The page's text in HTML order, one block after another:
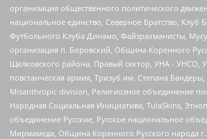
организация общественного политического
национальное единство, Северное Братство, Клуб
Футбольного Клуба Динамо, Файзрахманисты,
организация п. Боровский, Община Коренного
Щелковского района, Правый сектор, УНА - УНСО,
повстанческая армия, Тризуб им. Степана Бандеры,
Misanthropic division, Религиозное объединение
Народная Социальная Инициатива, TulaSkins,
объединение Русские, Русское национальное
Мирмамеда, Община Коренного Русского народа